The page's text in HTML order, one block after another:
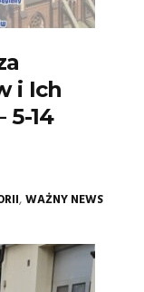
i Ich
5-14
,WAŻNY NEWS